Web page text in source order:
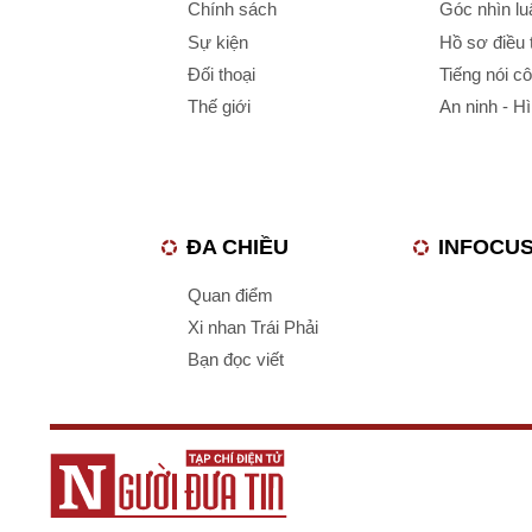
Chính sách
Sự kiện
Đối thoại
Thế giới
Góc nhìn
Hồ sơ điều
Tiếng nói
An ninh -
ĐA CHIỀU
Quan điểm
Xi nhan Trái Phải
Bạn đọc viết